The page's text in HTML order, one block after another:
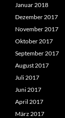
Januar 2018
Dezember 2017
November 2017
Oktober 2017
September 2017
August 2017
Juli 2017
Juni 2017
April 2017
März 2017